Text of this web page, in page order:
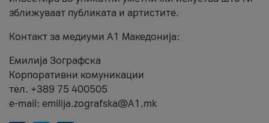
зближуваат публиката и артистите.
Контакт за медиуми А1 Македонија:
Емилија Зографска
Корпоративни комуникации
тел. +389 75 400505
e-mail: emilija.zografska@A1.mk